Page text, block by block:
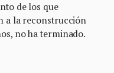
de los que
a la reconstrucción
no ha terminado.